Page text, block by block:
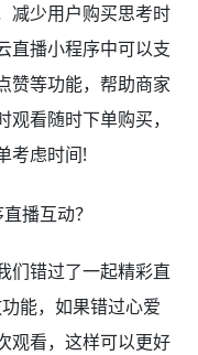
减少用户购买思考时
直播小程序中可以支
赞等功能，帮助商家
看随时下单购买，
考虑时间!
们错过了一起精彩直
能，如果错过心爱
观看，这样可以更好